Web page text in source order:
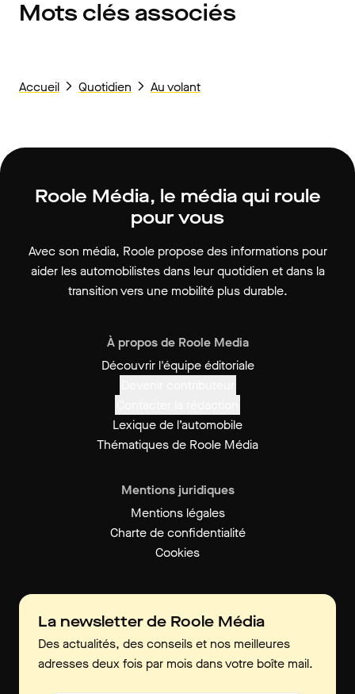
Mots clés associés
Accueil Quotidien Au volant
Roole Média, le média qui roule
pour vous
Avec son média, Roole propose des informations pour
aider les automobilistes dans leur quotidien et dans la
transition vers une mobilité plus durable.
À propos de Roole Media
Découvrir l'équipe éditoriale
Lexique de l’automobile
Thématiques de Roole Média
Mentions juridiques
Mentions légales
Charte de confidentialité
Cookies
La newsletter de Roole Média
Des actualités, des conseils et nos meilleures
adresses deux fois par mois dans votre boîte mail.